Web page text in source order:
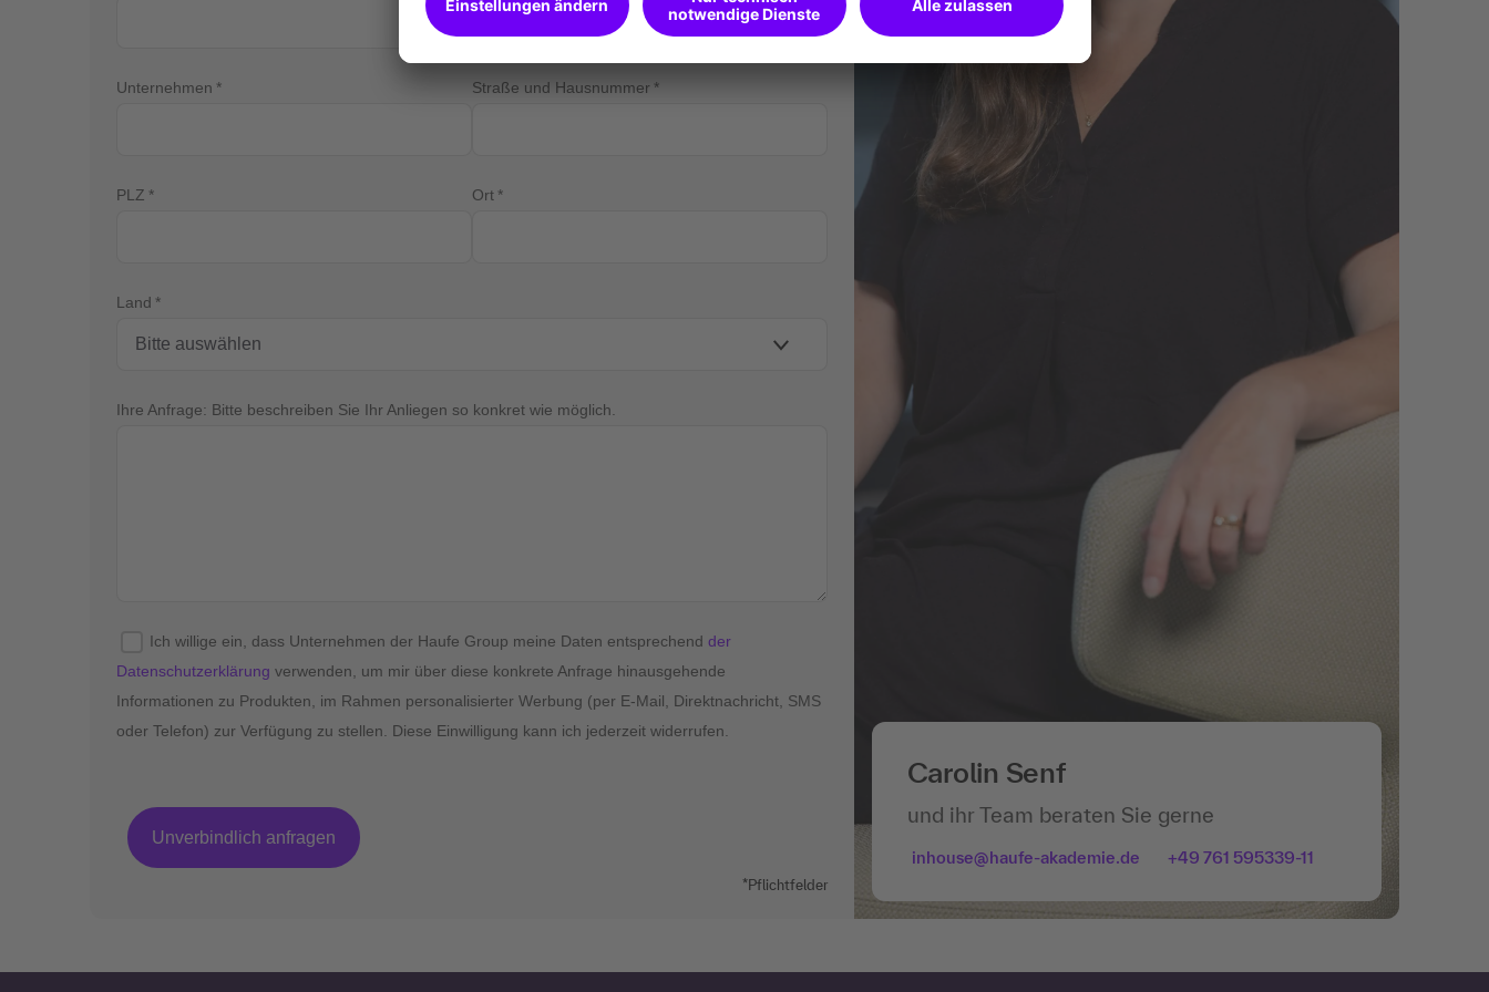
Carolin Senf
und ihr Team beraten Sie gerne
inhouse@haufe-akademie.de +49 761 595339-11
Unternehmen Straße und Hausnummer
PLZ Ort
Land
Ihre Anfrage: Bitte beschreiben Sie Ihr Anliegen so konkret wie möglich.
Ich willige ein, dass Unternehmen der Haufe Group meine Daten entsprechendder
Datenschutzerklärung verwenden, um mir über diese konkrete Anfrage hinausgehende
Informationen zu Produkten, im Rahmen personalisierter Werbung (per E-Mail, Direktnachricht, SMS
oder Telefon) zur Verfügung zu stellen. Diese Einwilligung kann ich jederzeit widerrufen.
*Pflichtfelder